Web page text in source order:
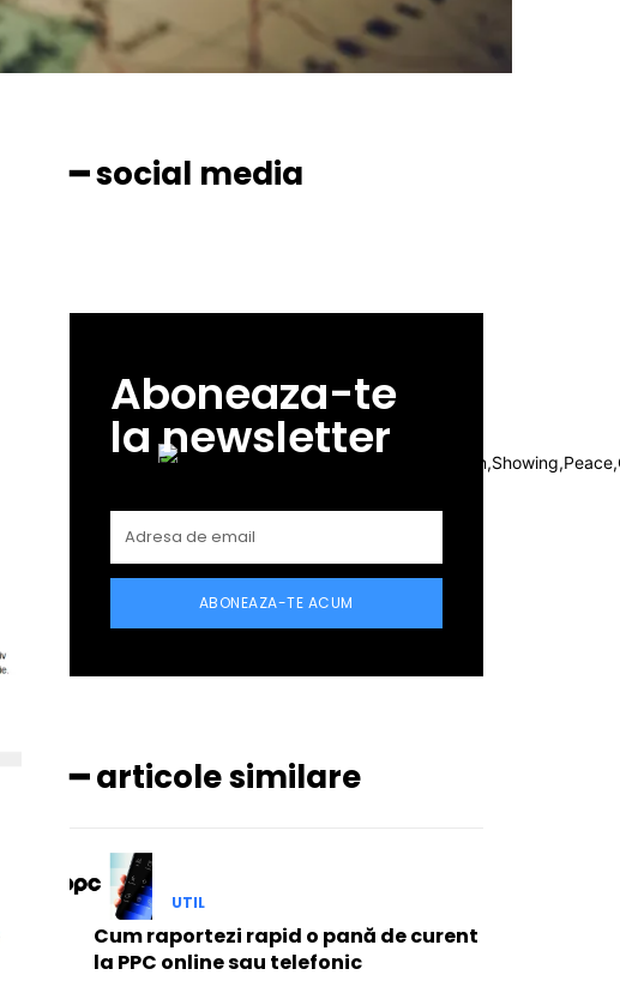
━ social media
Aboneaza-te
la newsletter
ABONEAZA-TE ACUM
━ articole similare
UTIL
Cum raportezi rapid o pană de curent
la PPC online sau telefonic